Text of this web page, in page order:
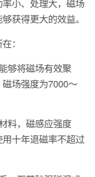
小、处理大，磁场
获得更大的效益。
：
够将磁场有效聚
场强度为7000～
料，磁感应强度
十年退磁率不超过